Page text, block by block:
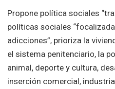
Propone política sociales
políticas sociales
adicciones”, prioriza la
el sistema penitenciario, la
animal, deporte y cultura,
inserción comercial,